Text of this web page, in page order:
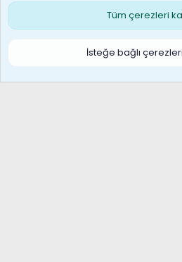
Çerezler
S
Tüm çerezleri
İsteğe bağlı